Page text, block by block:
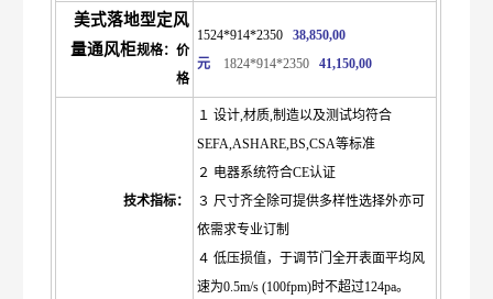
美式落地型定风
量通风柜规格：价
格
1524*914*2350
38,850,00
元
1824*914*2350 41,150,00
技术指标：
１ 设计,材质,制造以及测试均符合
SEFA,ASHARE,BS,CSA等标准
２ 电器系统符合CE认证
３ 尺寸齐全除可提供多样性选择外亦可
依需求专业订制
４ 低压损值，于调节门全开表面平均风
速为0.5m/s (100fpm)时不超过124pa。